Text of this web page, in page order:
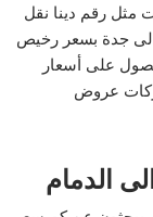
مثل رقم دينا نقل
جدة بسعر رخيص
على أسعار
عروض
الدمام